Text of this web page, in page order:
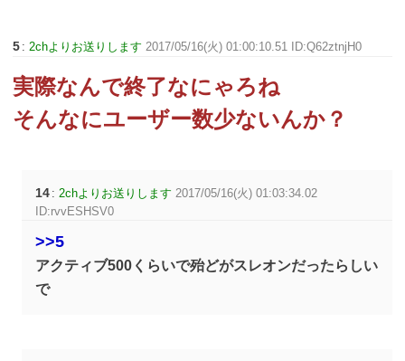
5 :2chよりお送りします 2017/05/16(火) 01:00:10.51 ID:Q62ztnjH0
実際なんで終了なにゃろね
そんなにユーザー数少ないんか？
14 :2chよりお送りします 2017/05/16(火) 01:03:34.02
ID:rvvESHSV0
>>5
アクティブ500くらいで殆どがスレオンだったらしい
で